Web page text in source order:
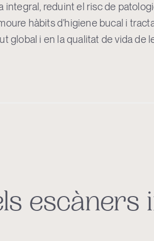
reduint el risc de
hàbits d’higiene bucal i
global i en la qualitat de vida de
escàners